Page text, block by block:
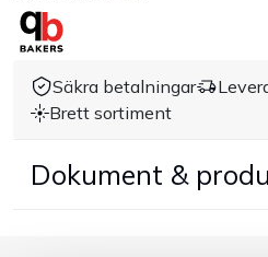
Säkra betalningar
Brett sortiment
Dokument &